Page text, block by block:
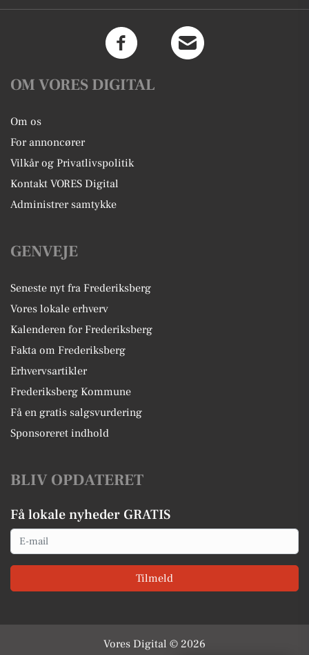
OM VORES DIGITAL
Om os
For annoncører
Vilkår og Privatlivspolitik
Kontakt VORES Digital
Administrer samtykke
GENVEJE
Seneste nyt fra Frederiksberg
Vores lokale erhverv
Kalenderen for Frederiksberg
Fakta om Frederiksberg
Erhvervsartikler
Frederiksberg Kommune
Få en gratis salgsvurdering
Sponsoreret indhold
BLIV OPDATERET
Få lokale nyheder GRATIS
Email
Tilmeld
Vores Digital © 2026